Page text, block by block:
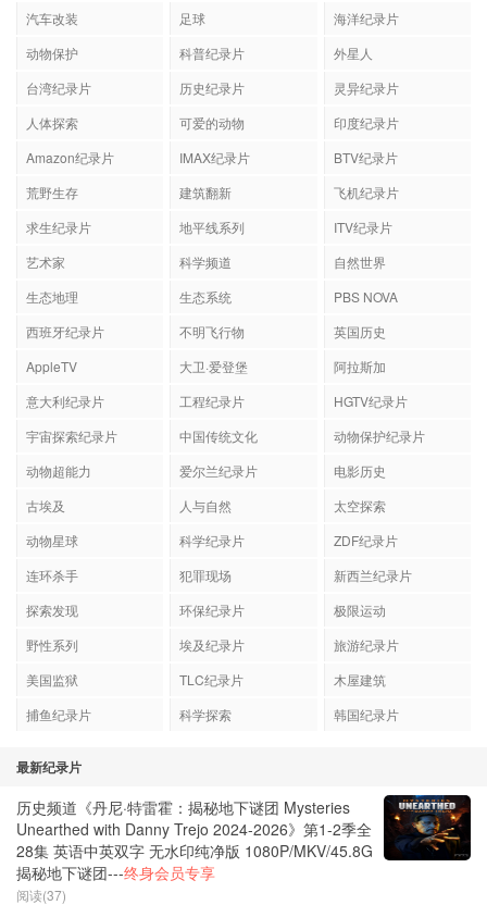
汽车改装
足球
海洋纪录片
动物保护
科普纪录片
外星人
台湾纪录片
历史纪录片
灵异纪录片
人体探索
可爱的动物
印度纪录片
Amazon纪录片
IMAX纪录片
BTV纪录片
荒野生存
建筑翻新
飞机纪录片
求生纪录片
地平线系列
ITV纪录片
艺术家
科学频道
自然世界
生态地理
生态系统
PBS NOVA
西班牙纪录片
不明飞行物
英国历史
AppleTV
大卫·爱登堡
阿拉斯加
意大利纪录片
工程纪录片
HGTV纪录片
宇宙探索纪录片
中国传统文化
动物保护纪录片
动物超能力
爱尔兰纪录片
电影历史
古埃及
人与自然
太空探索
动物星球
科学纪录片
ZDF纪录片
连环杀手
犯罪现场
新西兰纪录片
探索发现
环保纪录片
极限运动
野性系列
埃及纪录片
旅游纪录片
美国监狱
TLC纪录片
木屋建筑
捕鱼纪录片
科学探索 韩国纪录片
最新纪录片
历史频道《丹尼·特雷霍：揭秘地下谜团 Mysteries
Unearthed with Danny Trejo 2024-2026》第1-2季全
28集 英语中英双字 无水印纯净版 1080P/MKV/45.8G
揭秘地下谜团---终身会员专享
阅读(37)